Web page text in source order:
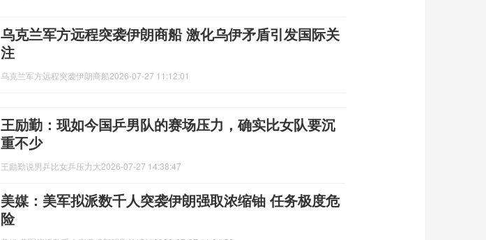
乌克兰军方远程突袭伊朗商船 激化乌伊矛盾引发国际关
注
乌克兰军方远程突袭伊朗商船2026-07-27 11:12:01
王励勤：现如今国乒男队的赛场压力，确实比女队要沉
重不少
王励勤说男乒比女乒压力大2026-07-27 14:38:47
美媒：美军拟派数千人突袭伊朗强取浓缩铀 任务极度危
险